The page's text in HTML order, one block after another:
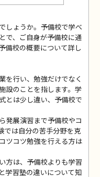
しょうか。予備校で学べ
で、ご自身が予備校に通
備校の概要について詳し
を行い、勉強だけでなく
設のことを指します。学
とは少し違い、予備校で
発展演習まで予備校やコ
では自分の苦手分野を克
ツコツ勉強を行える方は
方は、予備校よりも学習
学習塾の違いについて知